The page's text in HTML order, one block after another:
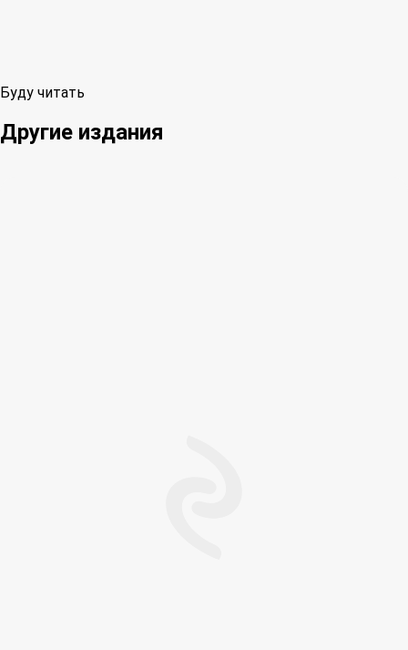
Буду читать
Другие издания